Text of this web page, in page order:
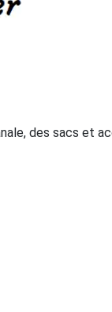
des sacs et